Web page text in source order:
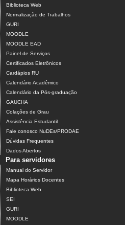
Biblioteca Web
Normalização de Trabalhos
GURI
MOODLE
MOODLE EAD
Painel de Serviços
Certificados Eletrônicos
Cardápios RU
Calendário Acadêmico
Calendário da Pós-graduação
GAUCHA
Colações de Grau
Assistência Estudantil
Fale conosco NuDEs/PRODAE
Dúvidas Frequentes
Dados Abertos
Para servidores
Manual do Servidor
Mapa Horários Docentes
Biblioteca Web
SEI
GURI
MOODLE